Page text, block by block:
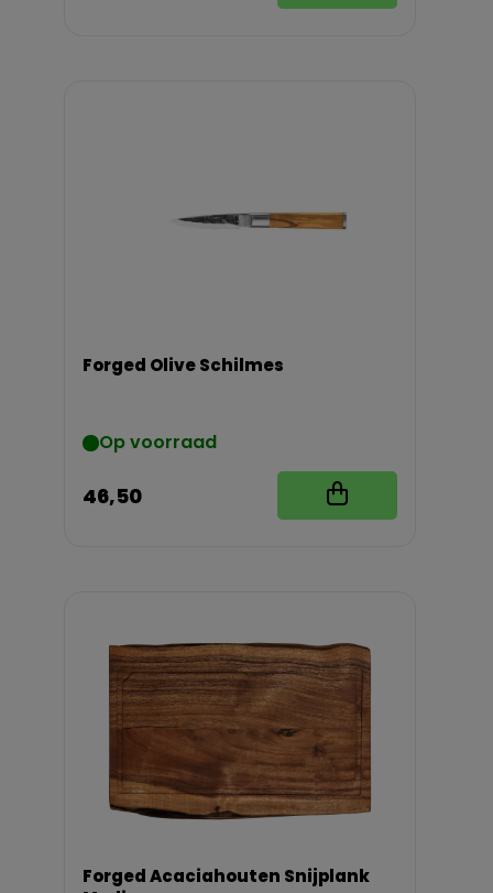
Forged Olive Schilmes
Op voorraad
46,50
Forged Acaciahouten Snijplank